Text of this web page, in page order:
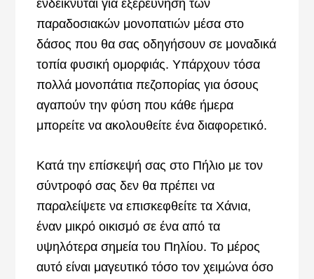
ενδείκνυται για εξερεύνηση των
παραδοσιακών μονοπατιών μέσα στο
δάσος που θα σας οδηγήσουν σε μοναδικά
τοπία φυσική ομορφιάς. Υπάρχουν τόσα
πολλά μονοπάτια πεζοπορίας για όσους
αγαπούν την φύση που κάθε ήμερα
μπορείτε να ακολουθείτε ένα διαφορετικό.
Κατά την επίσκεψή σας στο Πήλιο με τον
σύντροφό σας δεν θα πρέπει να
παραλείψετε να επισκεφθείτε τα Χάνια,
έναν μικρό οικισμό σε ένα από τα
υψηλότερα σημεία του Πηλίου. Το μέρος
αυτό είναι μαγευτικό τόσο τον χειμώνα όσο